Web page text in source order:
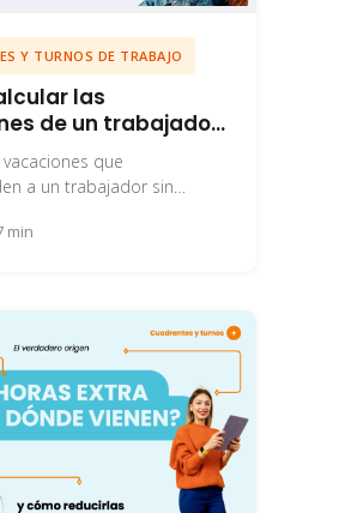
Y TURNOS DE TRABAJO
las
de un trabajador
con las no
que
a un trabajador sin
bastante...
min